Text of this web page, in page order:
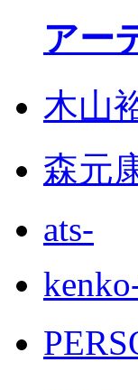
アー
木山
森元
ats-